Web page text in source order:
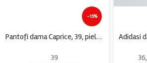
-15%
Pantofi dama Caprice, 39, piele, gri
39 36,